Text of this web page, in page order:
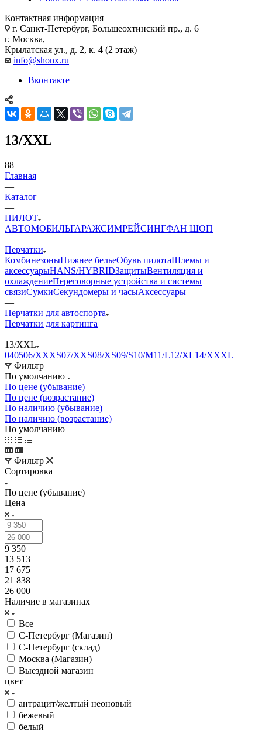
Контактная информация
г. Санкт-Петербург, Большеохтинский пр., д. 6
г. Москва,
Крылатская ул., д. 2, к. 4 (2 этаж)
info@shonx.ru
Вконтакте
13/XXL
88
Главная
—
Каталог
—
ПИЛОТ
АВТОМОБИЛЬГАРАЖСИМРЕЙСИНГФАН ШОП
—
Перчатки
КомбинезоныНижнее бельеОбувь пилотаШлемы и
аксессуарыHANS/HYBRIDЗащитыВентиляция и
охлаждениеПереговорные устройства и системы
связиСумкиСекундомеры и часыАксессуары
—
Перчатки для автоспорта
Перчатки для картинга
—
13/XXL
040506/XXXS07/XXS08/XS09/S10/M11/L12/XL14/XXXL
Фильтр
По умолчанию
По цене (убывание)
По цене (возрастание)
По наличию (убывание)
По наличию (возрастание)
По умолчанию
Фильтр
Сортировка
По цене (убывание)
Цена
9 350
13 513
17 675
21 838
26 000
Наличие в магазинах
Все
С-Петербург (Магазин)
С-Петербург (склад)
Москва (Магазин)
Выездной магазин
цвет
антрацит/желтый неоновый
бежевый
белый